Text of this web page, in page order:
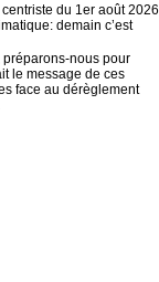
du 1er août 2026.
demain c’est
préparons-nous pour
le message de ces
face au dérèglement